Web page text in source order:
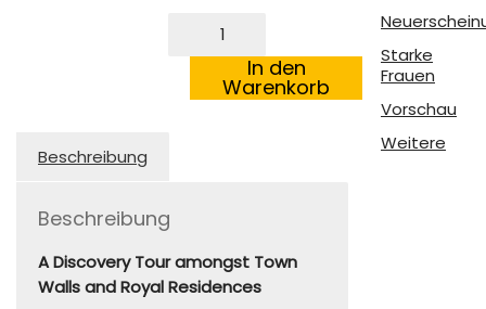
The
Munich
In den
Warenkorb
Beschreibung
Beschreibung
A Discovery Tour amongst Town
Walls and Royal Residences
Starke
Frauen
Vorschau
Weitere